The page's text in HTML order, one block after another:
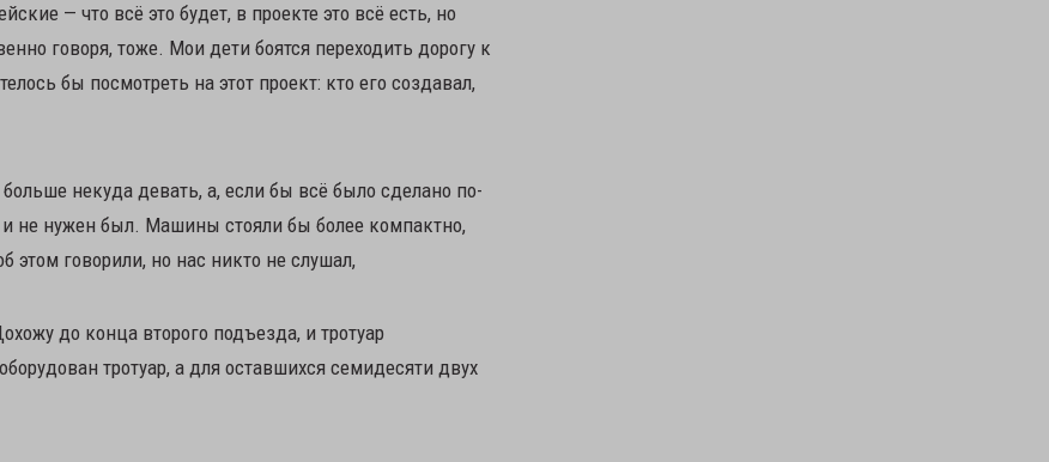
— что всё это будет, в проекте это всё есть, но
говоря, тоже. Мои дети боятся переходить дорогу к
бы посмотреть на этот проект: кто его создавал,
некуда девать, а, если бы всё было сделано по-
и не нужен был. Машины стояли бы более компактно,
говорили, но нас никто не слушал,
до конца второго подъезда, и тротуар
тротуар, а для оставшихся семидесяти двух